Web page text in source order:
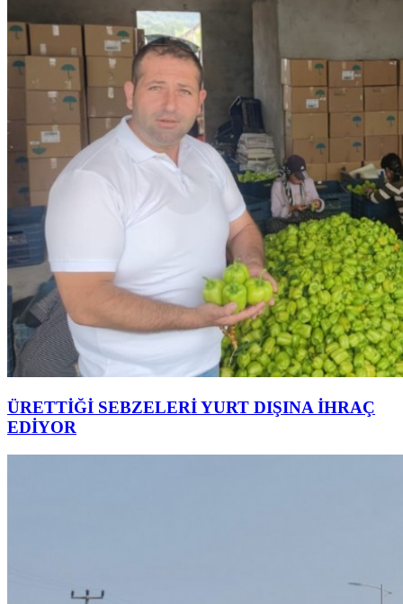
ÜRETTİĞİ SEBZELERİ YURT DIŞINA İHRAÇ
EDİYOR